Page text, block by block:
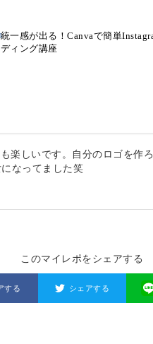
統一感が出る！Canvaで簡単
ディング講座
楽しいです。自分のロゴを作
なってました笑
このマイレポをシェアする
する シェアする